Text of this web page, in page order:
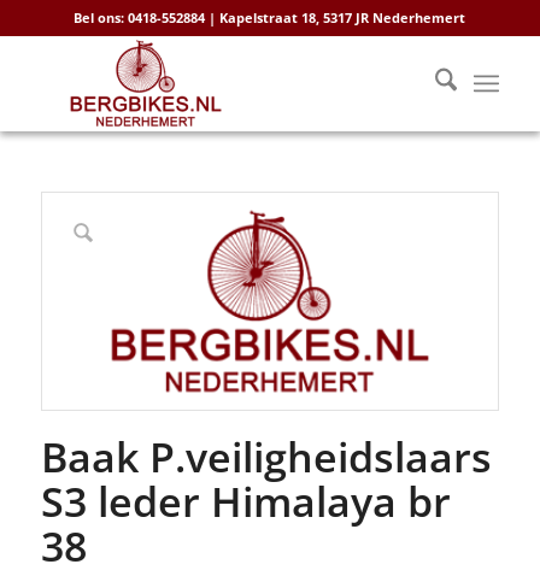
Bel ons: 0418-552884 | Kapelstraat 18, 5317 JR Nederhemert
Baak P.veiligheidslaars
S3 leder Himalaya br
38